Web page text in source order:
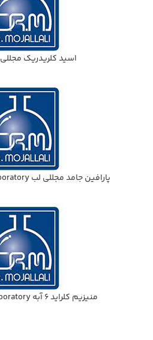
اسيد كلريدريك مجللي HCL 2/5
پارافين جامد مجللي لب laboratory (كارتن 12 عددي)
منيزيم كلرايد 6 آبه laboratory يك 1 كيلويي